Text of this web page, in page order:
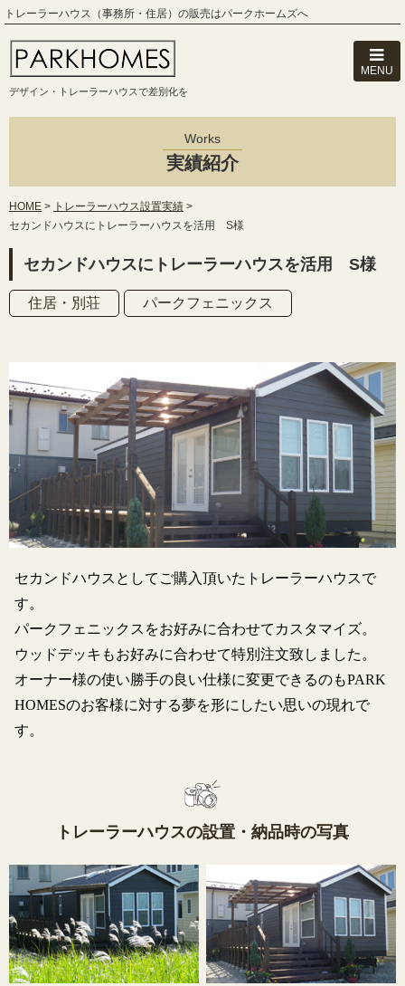
トレーラーハウス（事務所・住居）の販売はパークホームズへ
デザイン・トレーラーハウスで差別化を
MENU
Works
実績紹介
HOME > トレーラーハウス設置実績 >
セカンドハウスにトレーラーハウスを活用 S様
セカンドハウスにトレーラーハウスを活用 S様
住居・別荘 パークフェニックス
セカンドハウスとしてご購入頂いたトレーラーハウスで
す。
パークフェニックスをお好みに合わせてカスタマイズ。
ウッドデッキもお好みに合わせて特別注文致しました。
オーナー様の使い勝手の良い仕様に変更できるのもPARK
HOMESのお客様に対する夢を形にしたい思いの現れで
す。
トレーラーハウスの設置・納品時の写真